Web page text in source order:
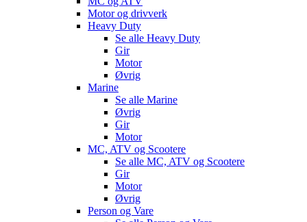
Motor og drivverk
Heavy Duty
Se alle Heavy Duty
Gir
Motor
Øvrig
Marine
Se alle Marine
Øvrig
Gir
Motor
MC, ATV og Scootere
Se alle MC, ATV og Scootere
Gir
Motor
Øvrig
Person og Vare